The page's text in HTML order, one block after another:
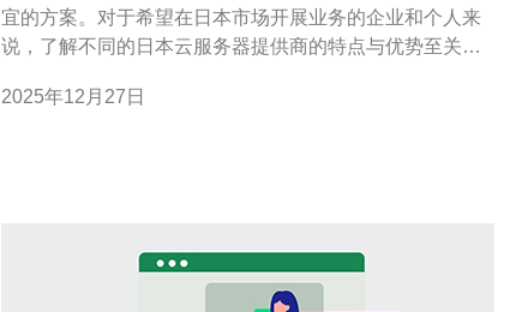
宜的方案。对于希望在日本市场开展业务的企业和个人来
说，了解不同的日本云服务器提供商的特点与优势至关重
评测和分析，帮助您做出明智的选择。 1. 日本云服务器市
2025年12月27日